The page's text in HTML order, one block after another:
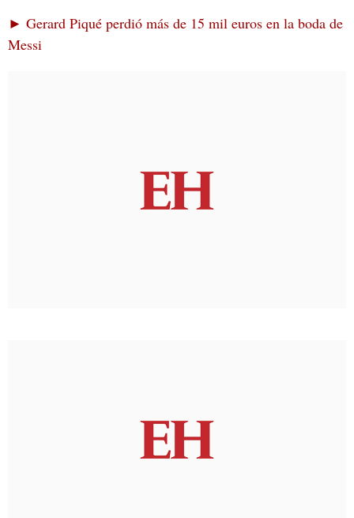
► Gerard Piqué perdió más de 15 mil euros en la boda de
Messi